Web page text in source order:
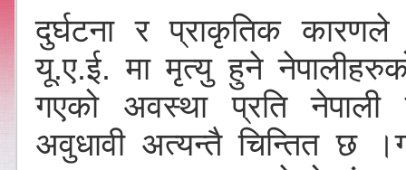
दुर्घटना र प्राकृतिक कारणले
यू.ए.ई. मा मृत्यु हुने
गएको अवस्था प्रति नेपाली
अवुधावी अत्यन्तै चिन्तित छ